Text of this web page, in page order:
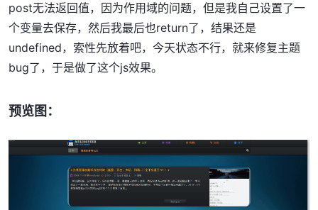
post无法返回值，因为作用域的问题，但是我自己设置了一
个变量去保存，然后我最后也return了，结果还是
undefined，索性先放着吧，今天状态不行，就来修复主题
bug了，于是做了这个js效果。
预览图：